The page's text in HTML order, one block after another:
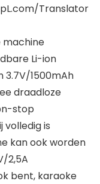
Translator
machine
Li-ion
1500mAh
draadloze
stop
is
kan ook worden
2,5A
bent, karaoke